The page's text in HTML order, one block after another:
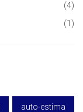
(4)
(1)
auto-estima